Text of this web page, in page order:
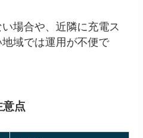
場合や、近隣に充電ス
域では運用が不便で
意点